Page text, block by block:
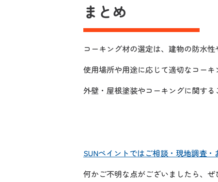
まとめ
コーキング材の選定は、建物の防水
使用場所や用途に応じて適切なコー
外壁・屋根塗装やコーキングに関する
SUNペイントではご相談・現地調査
何かご不明な点がございましたら、